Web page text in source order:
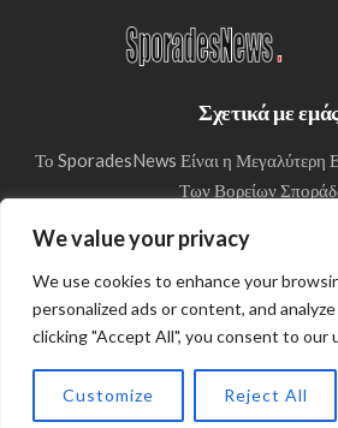
We value your privacy
We use cookies to enhance your
personalized ads or content, and
clicking "Accept All", you consent to our
Customize Reject All
Σχετικά με
Το SporadesNews Είναι η Μεγαλύτερη
Των Βορείων
© Copyright 2024